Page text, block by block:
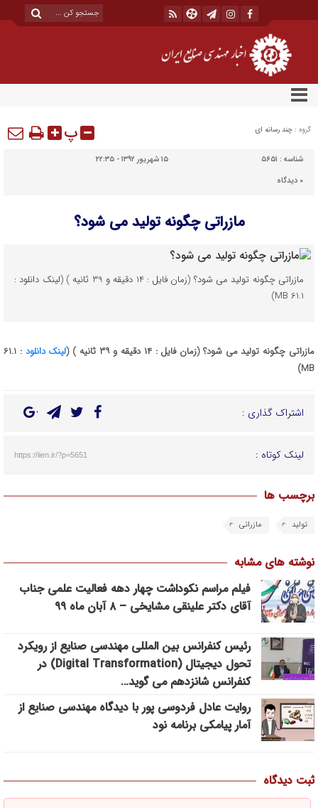
گروه : چند رسانه ای پ
شناسه : ۵۶۵۱
۱۵ شهریور ۱۳۹۲ - ۲۲:۳۵
۰ دیدگاه
مازراتی چگونه تولید می شود؟
مازراتی چگونه تولید می شود؟ (زمان فایل : 14 دقیقه و 39 ثانیه ) (لینک دانلود :
61.1 MB)
مازراتی چگونه تولید می شود؟ (زمان فایل : ۱۴ دقیقه و ۳۹ ثانیه ) ( لینک دانلود
: 61.1
MB)
اشتراک گذاری :
لینک کوتاه : https://iien.ir/?p=5651
برچسب ها
تولید مازراتی
نوشته های مشابه
فیلم مراسم نکوداشت چهار دهه فعالیت علمی جناب
آقای دکتر علینقی مشایخی – ۸ آبان ماه ۹۹
رئیس کنفرانس بین المللی مهندسی صنایع از رویکرد
تحول دیجیتال (Digital Transformation) در
کنفرانس شانزدهم می گوید…
روایت عادل فردوسی پور با دیدگاه مهندسی صنایع از
آمار پیامکی برنامه نود
ثبت دیدگاه